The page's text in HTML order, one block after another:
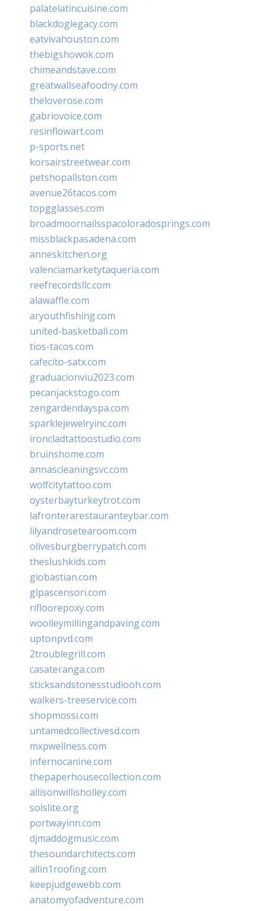
palatelatincuisine.com
blackdoglegacy.com
eatvivahouston.com
thebigshowok.com
chimeandstave.com
greatwallseafoodny.com
theloverose.com
gabriovoice.com
resinflowart.com
p-sports.net
korsairstreetwear.com
petshopallston.com
avenue26tacos.com
topgglasses.com
broadmoornailsspacoloradosprings.com
missblackpasadena.com
anneskitchen.org
valenciamarketytaqueria.com
reefrecordsllc.com
alawaffle.com
aryouthfishing.com
united-basketball.com
tios-tacos.com
cafecito-satx.com
graduacionviu2023.com
pecanjackstogo.com
zengardendayspa.com
sparklejewelryinc.com
ironcladtattoostudio.com
bruinshome.com
annascleaningsvc.com
wolfcitytattoo.com
oysterbayturkeytrot.com
lafronterarestauranteybar.com
lilyandrosetearoom.com
olivesburgberrypatch.com
theslushkids.com
giobastian.com
glpascensori.com
rifloorepoxy.com
woolleymillingandpaving.com
uptonpvd.com
2troublegrill.com
casateranga.com
sticksandstonesstudiooh.com
walkers-treeservice.com
shopmossi.com
untamedcollectivesd.com
mxpwellness.com
infernocanine.com
thepaperhousecollection.com
allisonwillisholley.com
solslite.org
portwayinn.com
djmaddogmusic.com
thesoundarchitects.com
allin1roofing.com
keepjudgewebb.com
anatomyofadventure.com